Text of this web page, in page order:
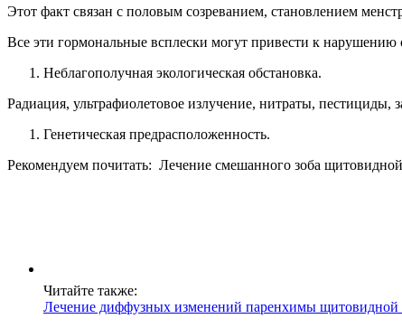
Этот факт связан с половым созреванием, становлением
Все эти гормональные всплески могут привести к
Неблагополучная экологическая обстановка.
Радиация, ультрафиолетовое излучение, нитраты,
Генетическая предрасположенность.
Рекомендуем почитать: Лечение смешанного зоба
Читайте также:
Лечение диффузных изменений паренхимы щитовидной